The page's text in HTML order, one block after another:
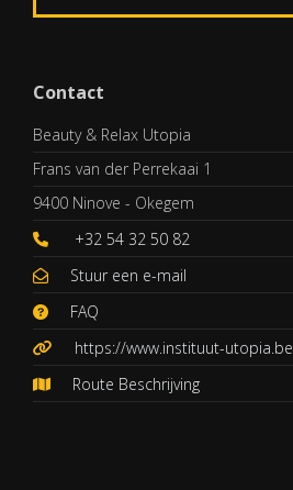
Contact
Beauty & Relax Utopia
Frans van der Perrekaai 1
9400 Ninove - Okegem
+32 54 32 50 82
Stuur een e-mail
FAQ
https://www.instituut-utopia.be
Route Beschrijving